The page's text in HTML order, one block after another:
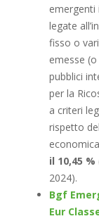
emergenti
legate
fisso o
emesse
pubblici
per la
a criteri
rispetto
il 10,45 %
2024).
Bgf
Eur